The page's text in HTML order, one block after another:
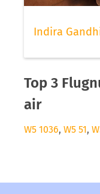
Indira
Top 3
air
W5 1036, W5 51,